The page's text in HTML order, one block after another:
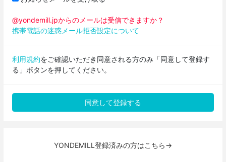
@yondemill.jpからのメールは受信できますか？
携帯電話の迷惑メール拒否設定について
利用規約をご確認いただき同意される方のみ「同意して登録す
る」ボタンを押してください。
YONDEMILL登録済みの方はこちら→